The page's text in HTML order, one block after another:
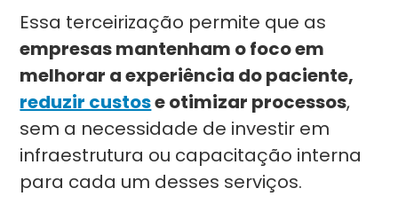
Essa terceirização permite que as
empresas mantenham o foco em
melhorar a experiência do paciente,
reduzir custose otimizar processos,
sem a necessidade de investir em
infraestrutura ou capacitação interna
para cada um desses serviços.